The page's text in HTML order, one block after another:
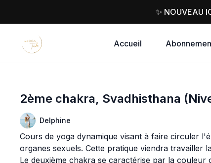
✨ NOUVEAU
Accueil
2ème chakra, Svadhisthana
Delphine
Cours de yoga dynamique visant à faire circuler
organes sexuels. Cette pratique viendra travailler
Le deuxième chakra se caractérise par la couleur